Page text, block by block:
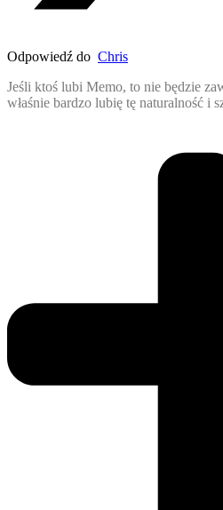
Odpowiedź do Chris
Jeśli ktoś lubi Memo, to nie będzie
właśnie bardzo lubię tę naturalność i